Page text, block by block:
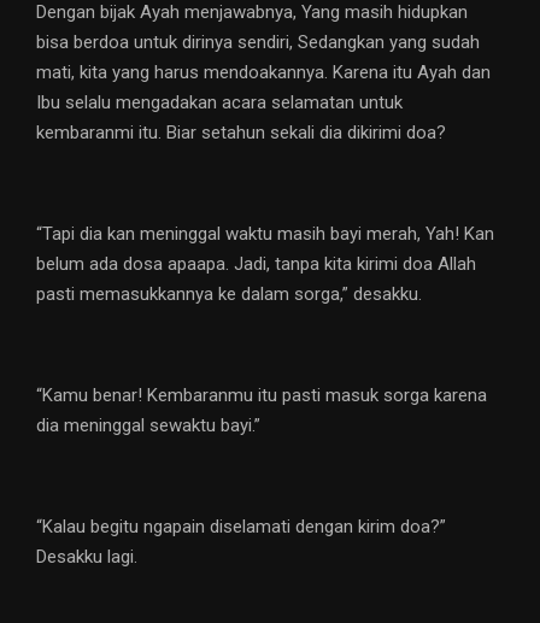
Dengan bijak Ayah menjawabnya, Yang masih hidupkan
bisa berdoa untuk dirinya sendiri, Sedangkan yang sudah
mati, kita yang harus mendoakannya. Karena itu Ayah dan
Ibu selalu mengadakan acara selamatan untuk
kembaranmi itu. Biar setahun sekali dia dikirimi doa?
“Tapi dia kan meninggal waktu masih bayi merah, Yah! Kan
belum ada dosa apaapa. Jadi, tanpa kita kirimi doa Allah
pasti memasukkannya ke dalam sorga,” desakku.
“Kamu benar! Kembaranmu itu pasti masuk sorga karena
dia meninggal sewaktu bayi.”
“Kalau begitu ngapain diselamati dengan kirim doa?”
Desakku lagi.